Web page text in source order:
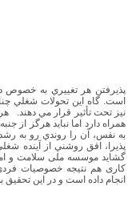
پذيرفتن هر تغييري به خصوص
است. گاه اين تحولات شغلي
نيز تحت تأثير قرار مي دهند.
همراه دارد اما نبايد هرگز از
به نفس، آن را روندي رو به
پذيرا، افق روشني از آينده
کاری هم نتیجه خصوصیات
انجام داده است و در این تحقیق